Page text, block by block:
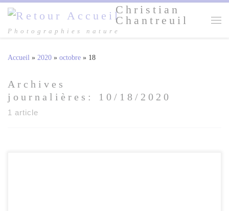
Passer au contenu
Christian
Chantreuil
Photographies nature
Accueil » 2020 » octobre » 18
Archives
journalières: 10/18/2020
1 article